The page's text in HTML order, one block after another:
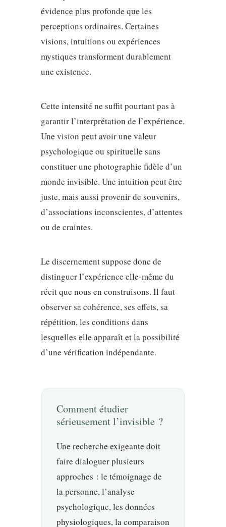
évidence plus profonde que les
perceptions ordinaires. Certaines
visions, intuitions ou expériences
mystiques transforment durablement
une existence.
Cette intensité ne suffit pourtant pas à
garantir l’interprétation de l’expérience.
Une vision peut avoir une valeur
psychologique ou spirituelle sans
constituer une photographie fidèle d’un
monde invisible. Une intuition peut être
juste, mais aussi provenir de souvenirs,
d’associations inconscientes, d’attentes
ou de craintes.
Le discernement suppose donc de
distinguer l’expérience elle-même du
récit que nous en construisons. Il faut
observer sa cohérence, ses effets, sa
répétition, les conditions dans
lesquelles elle apparaît et la possibilité
d’une vérification indépendante.
Comment étudier
sérieusement l’invisible ?
Une recherche exigeante doit
faire dialoguer plusieurs
approches : le témoignage de
la personne, l’analyse
psychologique, les données
physiologiques, la comparaison